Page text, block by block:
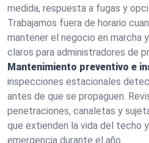
medida, respuesta a fugas y
Trabajamos fuera de horario
mantener el negocio en marcha
claros para administradores de
Mantenimiento preventivo e
inspecciones estacionales
antes de que se propaguen.
penetraciones, canaletas y
que extienden la vida del techo
emergencia durante el año.